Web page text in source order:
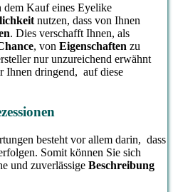
dem Kauf eines Eyelike
nutzen, dass von Ihnen
. Dies verschafft Ihnen, als
, von Eigenschaften zu
nur unzureichend erwähnt
Ihnen dringend, auf diese
besteht vor allem darin, dass
Somit können Sie sich
und zuverlässige Beschreibung